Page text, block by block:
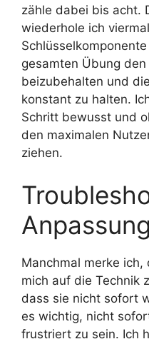
zähle dabei bis acht.
wiederhole ich
gesamten Übung
beizubehalten und
konstant zu halten.
Schritt bewusst und
den maximalen
ziehen.
Manchmal merke
mich auf die Technik
dass sie nicht sofort
es wichtig, nicht
frustriert zu sein. Ich